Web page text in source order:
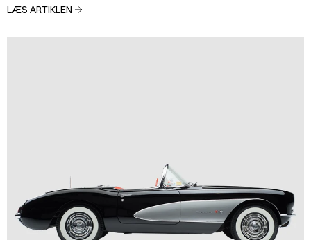
LÆS ARTIKLEN